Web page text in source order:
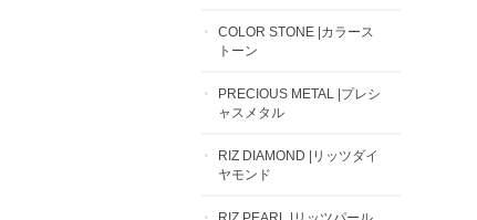
COLOR STONE |カラース
トーン
PRECIOUS METAL |プレシ
ャスメタル
RIZ DIAMOND |リッツダイ
ヤモンド